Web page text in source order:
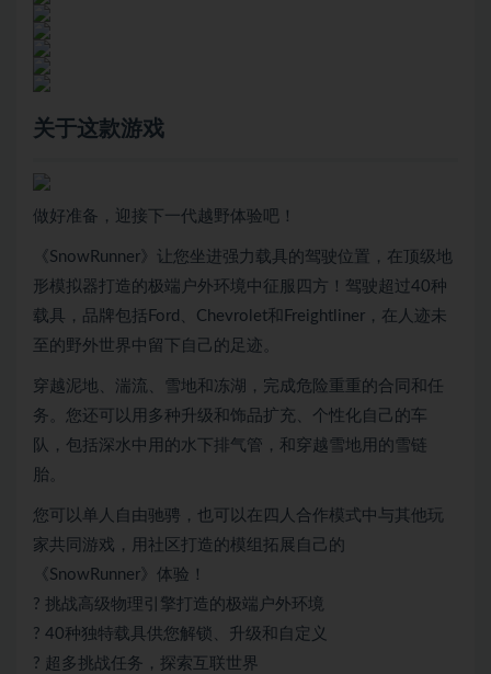
关于这款游戏
做好准备，迎接下一代越野体验吧！
《SnowRunner》让您坐进强力载具的驾驶位置，在顶级地
形模拟器打造的极端户外环境中征服四方！驾驶超过40种
载具，品牌包括Ford、Chevrolet和Freightliner，在人迹未
至的野外世界中留下自己的足迹。
穿越泥地、湍流、雪地和冻湖，完成危险重重的合同和任
务。您还可以用多种升级和饰品扩充、个性化自己的车
队，包括深水中用的水下排气管，和穿越雪地用的雪链
胎。
您可以单人自由驰骋，也可以在四人合作模式中与其他玩
家共同游戏，用社区打造的模组拓展自己的
《SnowRunner》体验！
? 挑战高级物理引擎打造的极端户外环境
? 40种独特载具供您解锁、升级和自定义
? 超多挑战任务，探索互联世界